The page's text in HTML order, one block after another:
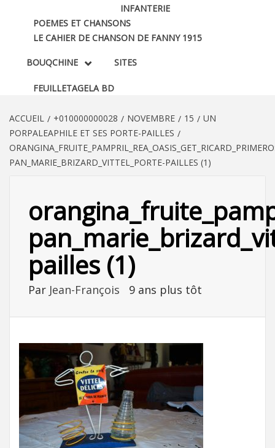
INFANTERIE
POEMES ET CHANSONS
LE CAHIER DE CHANSON DE FANNY 1915
BOUQCHINE
FEUILLETAGELA BD
SITES
ACCUEIL +010000000028 NOVEMBRE 15
UN
PORPALEAPHILE ET SES PORTE-PAILLES
PAN_MARIE_BRIZARD_VITTEL_PORTE-PAILLES (1)
pailles (1)
Par Jean-François 9 ans plus tôt